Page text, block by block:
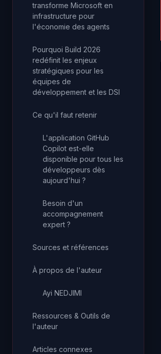
transforme Microsoft en
infrastructure pour
l'économie des agents
Pourquoi Build 2026
redéfinit les enjeux
stratégiques pour les
équipes de
développement et les DSI
Ce qu'il faut retenir
L'application GitHub
Copilot est-elle
disponible pour tous les
développeurs dès
aujourd'hui ?
Besoin d'un
accompagnement
expert ?
Sources et références
À propos de l'auteur
Ayi NEDJIMI
Ressources & Outils de
l'auteur
Articles connexes